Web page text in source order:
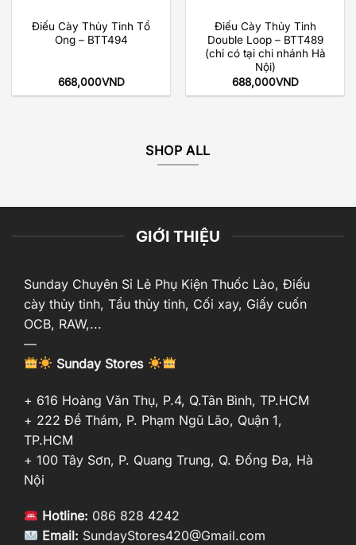
Điếu Cày Thủy Tinh Tổ
Ong – BTT494
668,000VND
Điếu Cày Thủy Tinh
Double Loop – BTT489
(chỉ có tại chi nhánh Hà
Nội)
688,000VND
SHOP ALL
GIỚI THIỆU
Sunday Chuyên Sỉ Lẻ Phụ Kiện Thuốc Lào, Điếu
cày thủy tinh, Tẩu thủy tinh, Cối xay, Giấy cuốn
OCB, RAW,...
—
Sunday Stores
+ 616 Hoàng Văn Thụ, P.4, Q.Tân Bình, TP.HCM
+ 222 Đề Thám, P. Phạm Ngũ Lão, Quận 1,
TP.HCM
+ 100 Tây Sơn, P. Quang Trung, Q. Đống Đa, Hà
Nội
Hotline: 086 828 4242
Email: SundayStores420@Gmail.com